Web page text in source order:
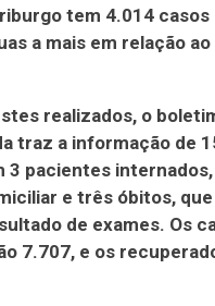
tem 4.014
a mais em relação
realizados, o
traz a informação de
3 pacientes internados,
e três óbitos, que
de exames. Os
7.707, e os